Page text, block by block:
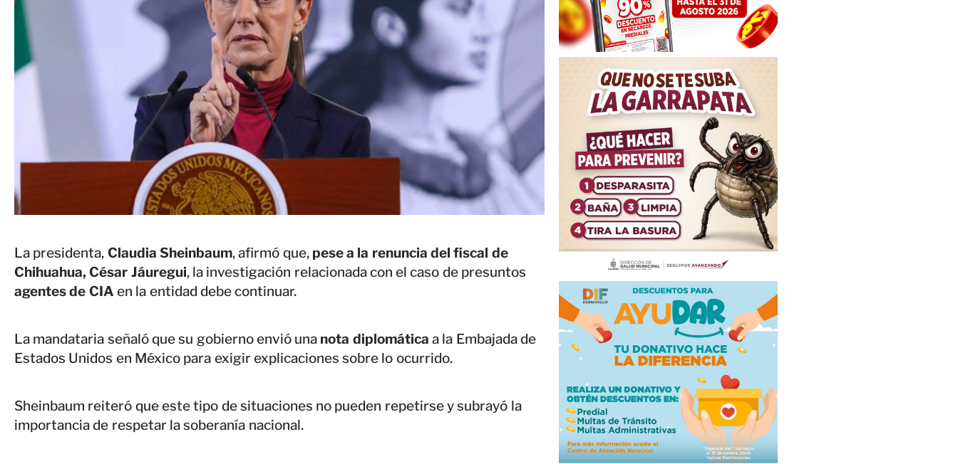
La presidenta, Claudia Sheinbaum, afirmó que, pese a la renuncia del fiscal de
Chihuahua, César Jáuregui, la investigación relacionada con el caso de presuntos
agentes de CIA en la entidad debe continuar.
La mandataria señaló que su gobierno envió una nota diplomática a la Embajada de
Estados Unidos en México para exigir explicaciones sobre lo ocurrido.
Sheinbaum reiteró que este tipo de situaciones no pueden repetirse y subrayó la
importancia de respetar la soberanía nacional.